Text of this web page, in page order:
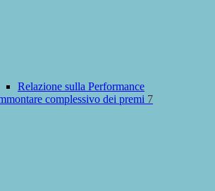
Relazione sulla Performance
complessivo dei premi 7